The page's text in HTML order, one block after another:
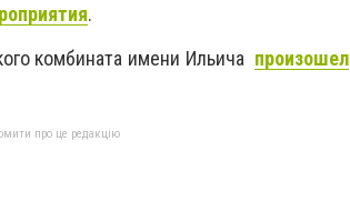
.
комбината имени Ильича произошел
про це редакцію